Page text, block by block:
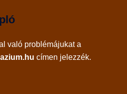
való problémájukat a
címen jelezzék.